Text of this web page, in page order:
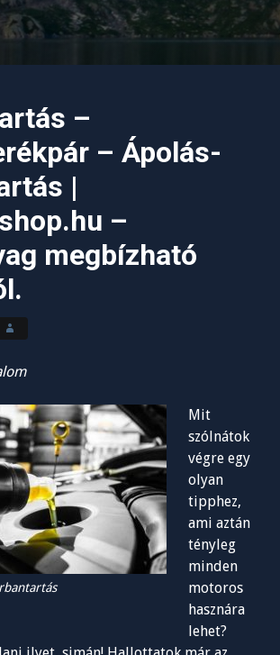
–
– Ápolás-
|
–
megbízható
Mit
szólnátok
végre egy
olyan
tipphez,
ami aztán
tényleg
minden
motoros
hasznára
lehet?